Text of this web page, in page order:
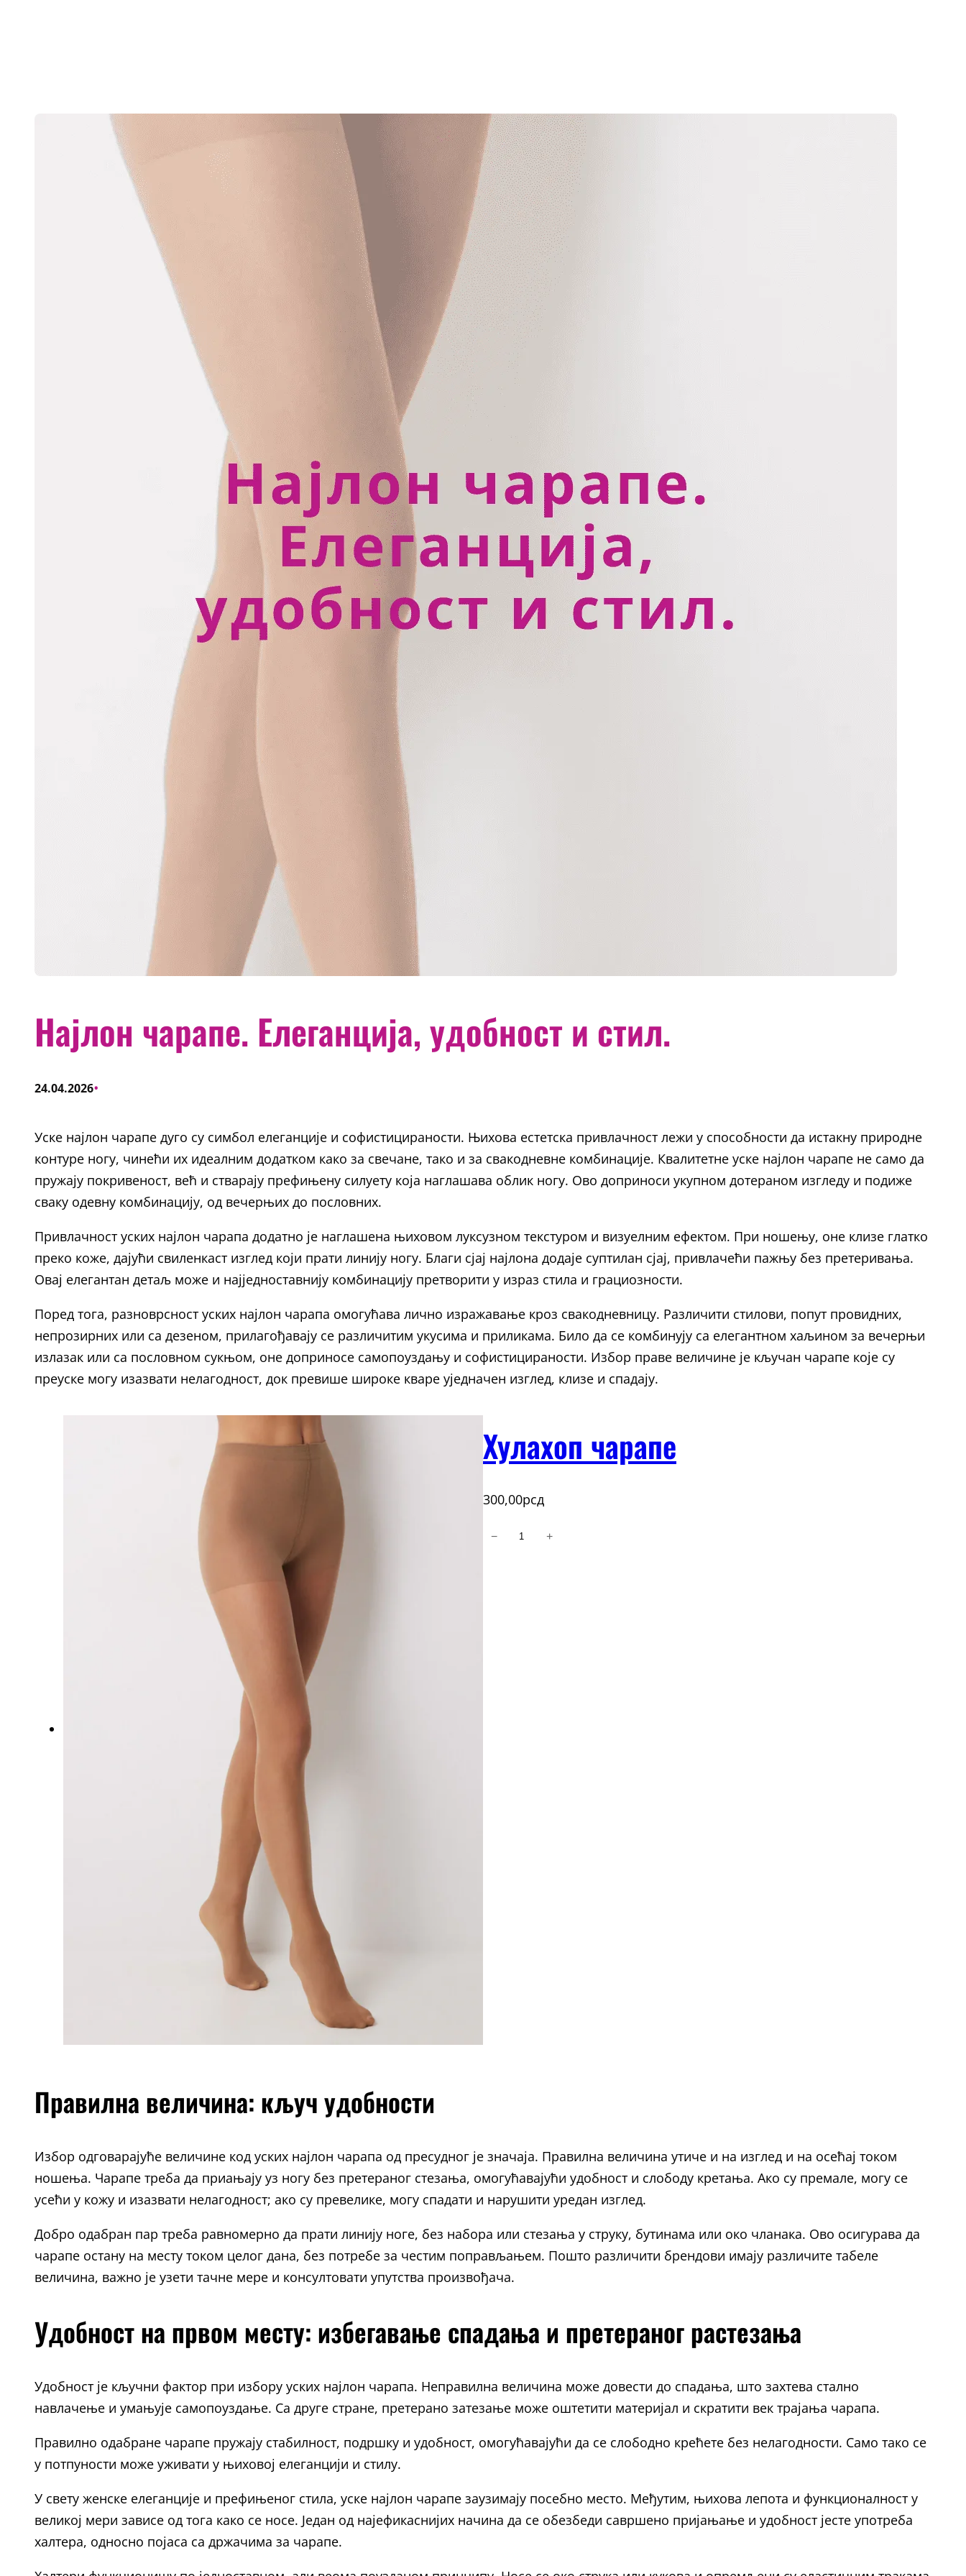
Најлон чарапе. Елеганција, удобност и стил.
24.04.2026•
Уске најлон чарапе дуго су симбол елеганције и софистицираности. Њихова естетска привлачност лежи у способности да истакну природне
контуре ногу, чинећи их идеалним додатком како за свечане, тако и за свакодневне комбинације. Квалитетне уске најлон чарапе не само да
пружају покривеност, већ и стварају префињену силуету која наглашава облик ногу. Ово доприноси укупном дотераном изгледу и подиже
сваку одевну комбинацију, од вечерњих до пословних.
Привлачност уских најлон чарапа додатно је наглашена њиховом луксузном текстуром и визуелним ефектом. При ношењу, оне клизе глатко
преко коже, дајући свиленкаст изглед који прати линију ногу. Благи сјај најлона додаје суптилан сјај, привлачећи пажњу без претеривања.
Овај елегантан детаљ може и најједноставнију комбинацију претворити у израз стила и грациозности.
Поред тога, разноврсност уских најлон чарапа омогућава лично изражавање кроз свакодневницу. Различити стилови, попут провидних,
непрозирних или са дезеном, прилагођавају се различитим укусима и приликама. Било да се комбинују са елегантном хаљином за вечерњи
излазак или са пословном сукњом, оне доприносе самопоуздању и софистицираности. Избор праве величине је кључан чарапе које су
преуске могу изазвати нелагодност, док превише широке кваре уједначен изглед, клизе и спадају.
Хулахоп чарапе
300,00рсд
Хулахоп
− +
Правилна величина: кључ удобности
Избор одговарајуће величине код уских најлон чарапа од пресудног је значаја. Правилна величина утиче и на изглед и на осећај током
ношења. Чарапе треба да приањају уз ногу без претераног стезања, омогућавајући удобност и слободу кретања. Ако су премале, могу се
усећи у кожу и изазвати нелагодност; ако су превелике, могу спадати и нарушити уредан изглед.
Добро одабран пар треба равномерно да прати линију ноге, без набора или стезања у струку, бутинама или око чланака. Ово осигурава да
чарапе остану на месту током целог дана, без потребе за честим поправљањем. Пошто различити брендови имају различите табеле
величина, важно је узети тачне мере и консултовати упутства произвођача.
Удобност на првом месту: избегавање спадања и претераног растезања
Удобност је кључни фактор при избору уских најлон чарапа. Неправилна величина може довести до спадања, што захтева стално
навлачење и умањује самопоуздање. Са друге стране, претерано затезање може оштетити материјал и скратити век трајања чарапа.
Правилно одабране чарапе пружају стабилност, подршку и удобност, омогућавајући да се слободно крећете без нелагодности. Само тако се
у потпуности може уживати у њиховој елеганцији и стилу.
У свету женске елеганције и префињеног стила, уске најлон чарапе заузимају посебно место. Међутим, њихова лепота и функционалност у
великој мери зависе од тога како се носе. Један од најефикаснијих начина да се обезбеди савршено пријањање и удобност јесте употреба
халтера, односно појаса са држачима за чарапе.